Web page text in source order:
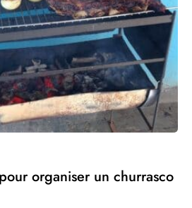
organiser un churrasco